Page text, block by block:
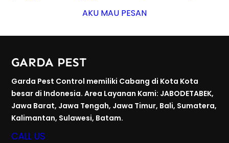
AKU MAU PESAN
GARDA PEST
Garda Pest Control memiliki Cabang di Kota Kota
besar di Indonesia. Area Layanan Kami: JABODETABEK,
Jawa Barat, Jawa Tengah, Jawa Timur, Bali, Sumatera,
Kalimantan, Sulawesi, Batam.
CALL US